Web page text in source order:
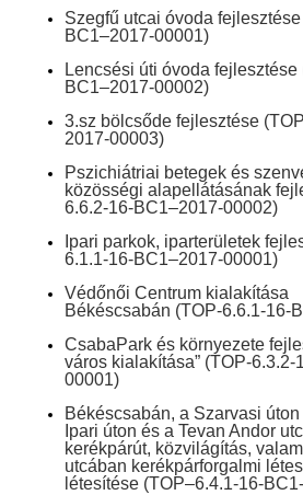
Szegfű utcai óvoda fejlesztése
BC1–2017-00001)
Lencsési úti óvoda fejlesztése
BC1–2017-00002)
3.sz bölcsőde fejlesztése
2017-00003)
Pszichiátriai betegek és
közösségi alapellátásának
6.6.2-16-BC1–2017-00002)
Ipari parkok, iparterületek
6.1.1-16-BC1–2017-00001)
Védőnői Centrum kialakítása
Békéscsabán (TOP-6.6.1-16-
CsabaPark és környezete
város kialakítása”(TOP-6.3.2-
00001)
Békéscsabán, a Szarvasi
Ipari úton és a Tevan Andor
kerékpárút, közvilágítás,
utcában kerékpárforgalmi
létesítése(TOP–6.4.1-16-